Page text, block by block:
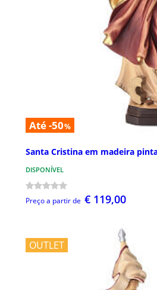
Até -50%
Santa Cristina em madeira
DISPONÍVEL
Preço a partir de € 119,00
OUTLET